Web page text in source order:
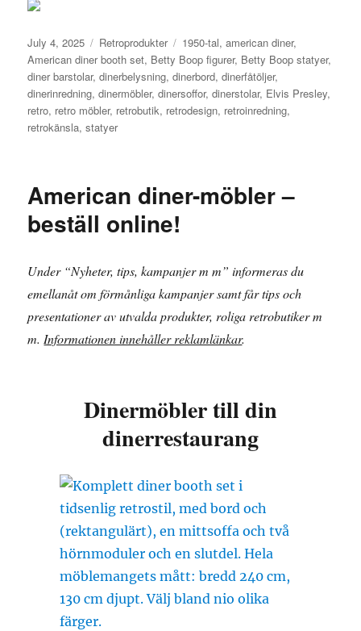
Posted
on
July 4, 2025 Categories
Retroprodukter Tags
1950-tal,american diner,
American diner booth set, Betty Boop figurer, Betty Boop statyer,
diner barstolar,dinerbelysning,dinerbord,dinerfåtöljer,
dinerinredning,dinermöbler,dinersoffor,dinerstolar, Elvis Presley,
retro, retro möbler, retrobutik, retrodesign, retroinredning,
retrokänsla,statyer
American diner-möbler –
beställ online!
Under “Nyheter, tips, kampanjer m m” informeras du
emellanåt om förmånliga kampanjer samt får tips och
presentationer av utvalda produkter, roliga retrobutiker m
m. Informationen innehåller reklamlänkar.
Dinermöbler till din
dinerrestaurang